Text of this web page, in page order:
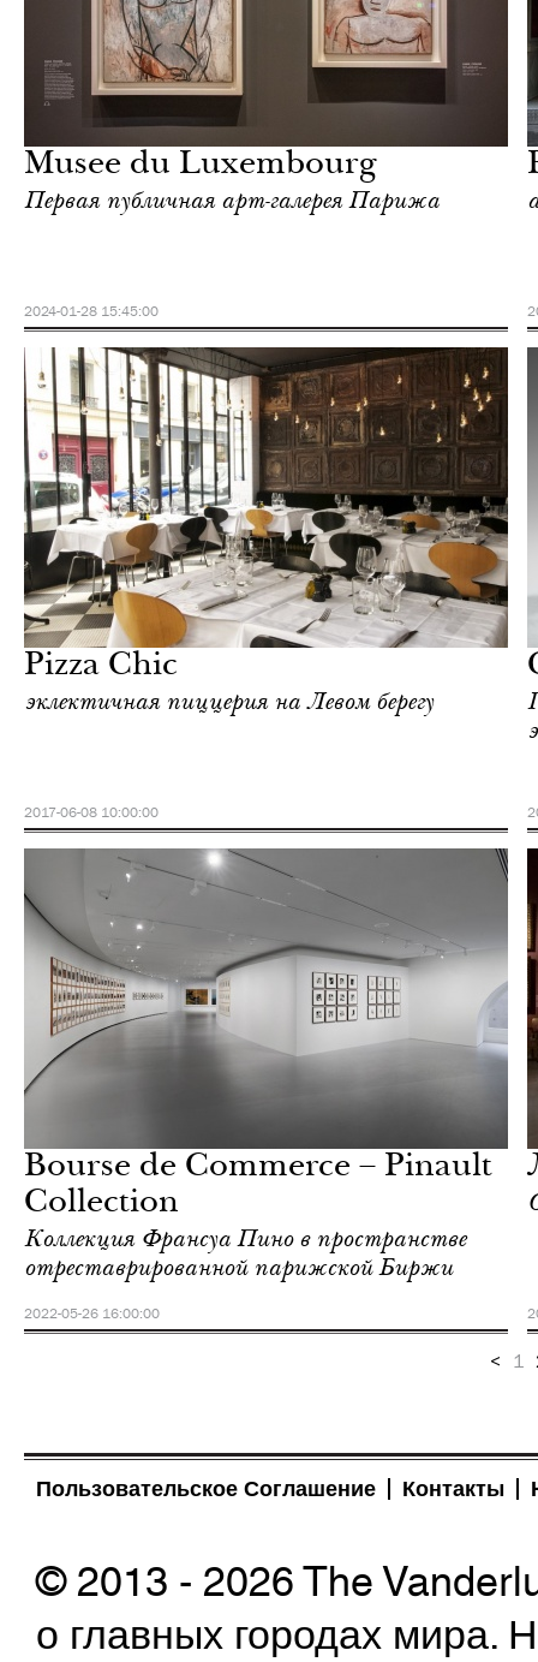
Musee du Luxembourg
Первая публичная арт-галерея Парижа
2024-01-28 15:45:00
среда
Pizza Chic
эклектичная пиццерия на Левом берегу
2017-06-08 10:00:00
Bourse de Commerce – Pinault
Collection
Коллекция Франсуа Пино в пространстве
отреставрированной парижской Биржи
2022-05-26 16:00:00
< 1
Пользовательское Соглашение Контакты
© 2013 - 2026 The
о главных городах